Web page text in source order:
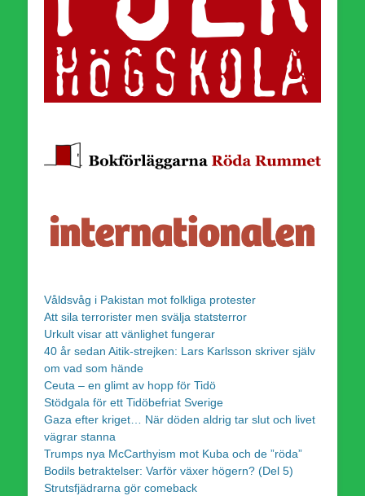
Våldsvåg i Pakistan mot folkliga protester
Att sila terrorister men svälja statsterror
Urkult visar att vänlighet fungerar
40 år sedan Aitik-strejken: Lars Karlsson skriver själv
om vad som hände
Ceuta – en glimt av hopp för Tidö
Stödgala för ett Tidöbefriat Sverige
Gaza efter kriget… När döden aldrig tar slut och livet
vägrar stanna
Trumps nya McCarthyism mot Kuba och de ”röda”
Bodils betraktelser: Varför växer högern? (Del 5)
Strutsfjädrarna gör comeback